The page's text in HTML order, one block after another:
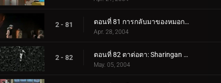
2 - 81 ตอนที่ 81 การกลับมาของหมอกยามเช้า
Apr. 28, 2004
2 - 82 ตอนที่ 82 ตาต่อตา: Sharingan กับ Sharingan!
May. 05, 2004